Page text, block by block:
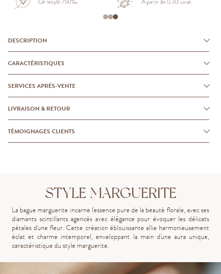
DESCRIPTION
CARACTÉRISTIQUES
SERVICES APRÈS-VENTE
LIVRAISON & RETOUR
TÉMOIGNAGES CLIENTS
STYLE MARGUERITE
La bague marguerite incarne l'essence pure de la beauté florale, avec ses
diamants scintillants agencés avec élégance pour évoquer les délicats
pétales d'une fleur. Cette création éblouissante allie harmonieusement
éclat et charme intemporel, enveloppant la main d'une aura unique,
caractéristique du style marguerite.